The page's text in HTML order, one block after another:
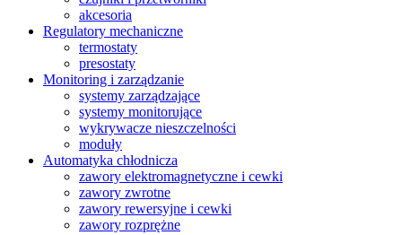
akcesoria
Regulatory mechaniczne
termostaty
presostaty
Monitoring i zarządzanie
systemy zarządzające
systemy monitorujące
wykrywacze nieszczelności
moduły
Automatyka chłodnicza
zawory elektromagnetyczne i cewki
zawory zwrotne
zawory rewersyjne i cewki
zawory rozprężne